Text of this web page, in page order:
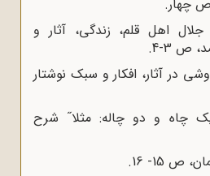
ص چهار.
اهل قلم، زندگی، آثار و
ص 3-4.
در آثار، افکار و سبک نوشتار
چاه و دو چاله: مثلا˝ شرح
ص 15- 16.